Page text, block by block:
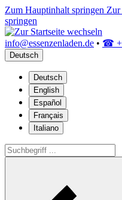
Zum Hauptinhalt springen Zur
springen
info@essenzenladen.de • ☎
Deutsch
Deutsch
English
Español
Français
Italiano